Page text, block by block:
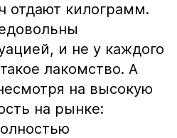
отдают килограмм.
и не у каждого
лакомство. А
на высокую
на рынке: